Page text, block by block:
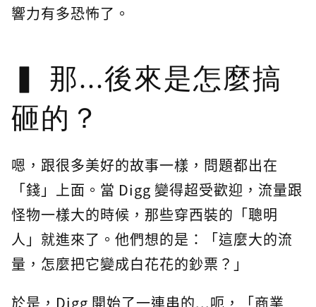
響力有多恐怖了。
那...後來是怎麼搞
砸的？
嗯，跟很多美好的故事一樣，問題都出在
「錢」上面。當 Digg 變得超受歡迎，流量跟
怪物一樣大的時候，那些穿西裝的「聰明
人」就進來了。他們想的是：「這麼大的流
量，怎麼把它變成白花花的鈔票？」
於是，Digg 開始了一連串的...呃，「商業